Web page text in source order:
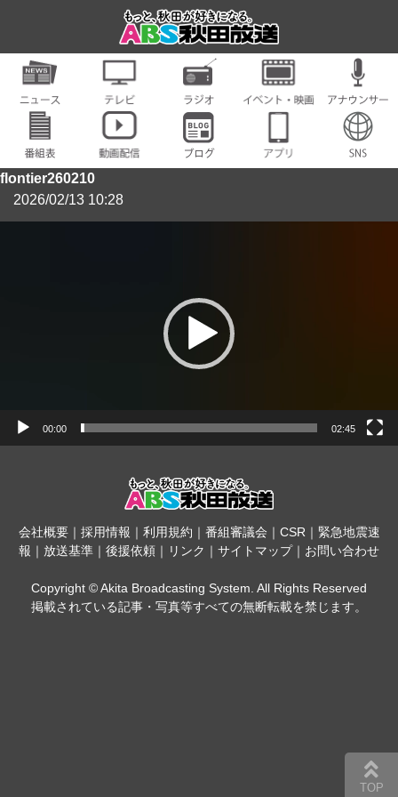
flontier260210
2026/02/13 10:28
00:00 02:45
会社概要｜ 採用情報 ｜ 利用規約 ｜ 番組審議会 ｜ CSR｜ 緊急地震速
報 ｜ 放送基準 ｜ 後援依頼 ｜ リンク ｜ サイトマップ｜ お問い合わせ
Copyright © Akita Broadcasting System. All Rights Reserved
掲載されている記事・写真等すべての無断転載を禁じます。